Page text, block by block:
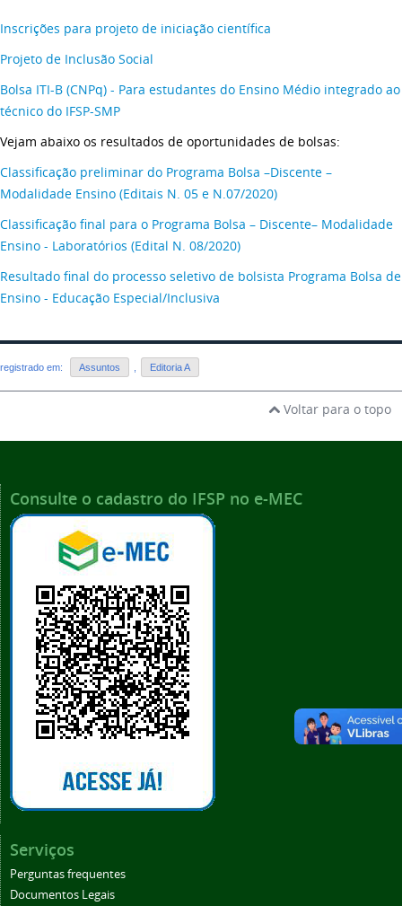
Inscrições para projeto de iniciação científica
Projeto de Inclusão Social
Bolsa ITI-B (CNPq) - Para estudantes do Ensino Médio integrado ao
técnico do IFSP-SMP
Vejam abaixo os resultados de oportunidades de bolsas:
Classificação preliminar do Programa Bolsa –Discente –
Modalidade Ensino (Editais N. 05 e N.07/2020)
Classificação final para o Programa Bolsa – Discente– Modalidade
Ensino - Laboratórios (Edital N. 08/2020)
Resultado final do processo seletivo de bolsista Programa Bolsa de
Ensino - Educação Especial/Inclusiva
registrado em: Assuntos Editoria A
Voltar para o topo
Consulte o cadastro do IFSP no e-MEC
Serviços
Perguntas frequentes
Documentos Legais